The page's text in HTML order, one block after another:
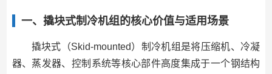
一、撬块式制冷机组的核心价值与适用场景
撬块式（Skid-mounted）制冷机组是将压缩机、冷凝
器、蒸发器、控制系统等核心部件高度集成于一个钢结构